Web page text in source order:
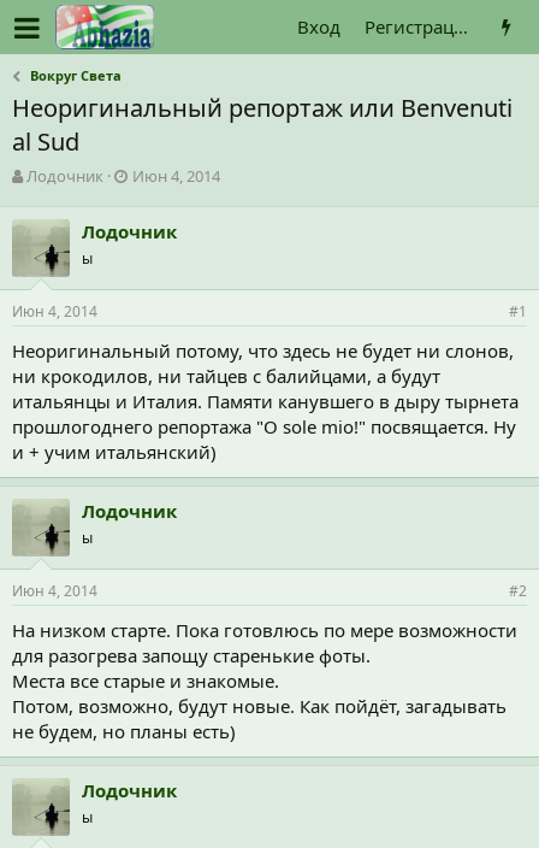
Вход Регистрация
Вокруг Света
Неоригинальный репортаж или Benvenuti
al Sud
А
т
о
р
т
е
м
ы
Лодочник
Д
а
а
л
а
Июн 4, 2014
Лодочник
ы
Июн 4, 2014 #1
Неоригинальный потому, что здесь не будет ни слонов,
ни крокодилов, ни тайцев с балийцами, а будут
итальянцы и Италия. Памяти канувшего в дыру тырнета
прошлогоднего репортажа "O sole mio!" посвящается. Ну
и + учим итальянский)
Лодочник
ы
Июн 4, 2014 #2
На низком старте. Пока готовлюсь по мере возможности
для разогрева запощу старенькие фоты.
Места все старые и знакомые.
Потом, возможно, будут новые. Как пойдёт, загадывать
не будем, но планы есть)
Лодочник
ы